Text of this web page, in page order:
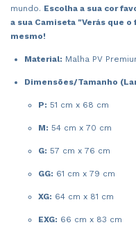
mundo. Escolha a sua cor
a sua Camiseta "Verás que
mesmo!
Material: Malha PV
Dimensões/Tamanho
P: 51 cm x 68 cm
M: 54 cm x 70 cm
G: 57 cm x 76 cm
GG: 61 cm x 79 cm
XG: 64 cm x 81 cm
EXG: 66 cm x 83 cm